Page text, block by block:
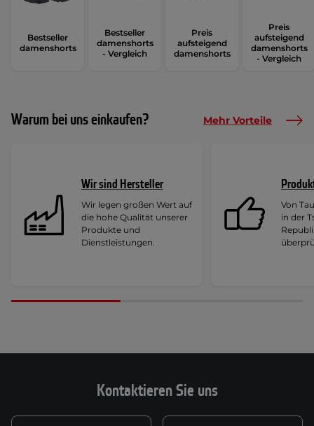
Bestseller
damenshorts
Bestseller
damenshorts
- Vergleich
Preis
aufsteigend
damenshorts
Preis
aufsteigend
damenshorts
- Vergleich
Warum bei uns einkaufen? Mehr Vorteile
Wir sind Hersteller
Wir legen großen Wert auf
die hohe Qualität unserer
Produkte und
Dienstleistungen.
Von
in der
Kontaktieren Sie uns